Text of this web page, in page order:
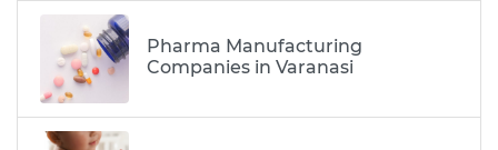
Pharma Manufacturing
Companies in Varanasi